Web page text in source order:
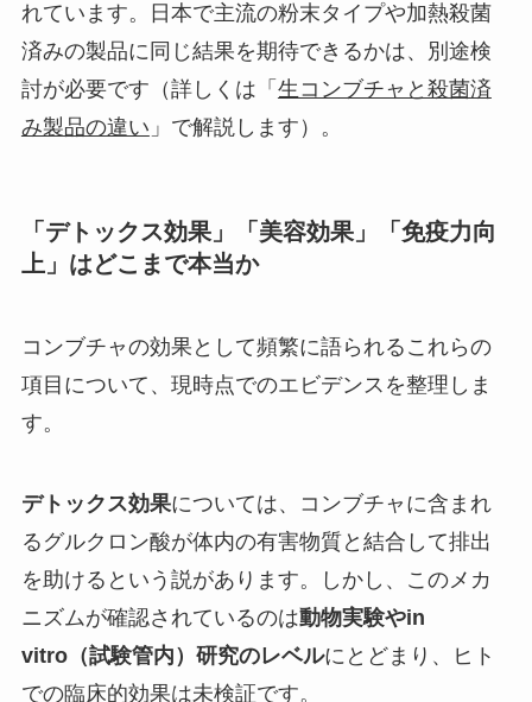
れています。日本で主流の粉末タイプや加熱殺菌
済みの製品に同じ結果を期待できるかは、別途検
討が必要です（詳しくは「 生コンブチャと殺菌済
み製品の違い 」で解説します）。
「デトックス効果」「美容効果」「免疫力向
上」はどこまで本当か
コンブチャの効果として頻繁に語られるこれらの
項目について、現時点でのエビデンスを整理しま
す。
デトックス効果については、コンブチャに含まれ
るグルクロン酸が体内の有害物質と結合して排出
を助けるという説があります。しかし、このメカ
ニズムが確認されているのは動物実験やin
vitro（試験管内）研究のレベルにとどまり、ヒト
での臨床的効果は未検証です。